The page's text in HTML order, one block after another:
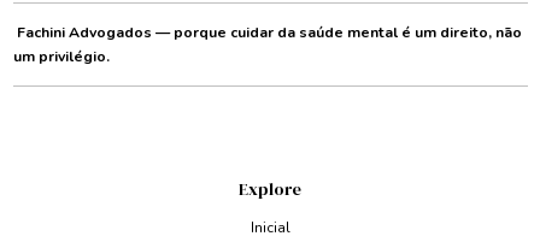
Fachini Advogados — porque cuidar da saúde mental é um direito, não
um privilégio.
Explore
Inicial